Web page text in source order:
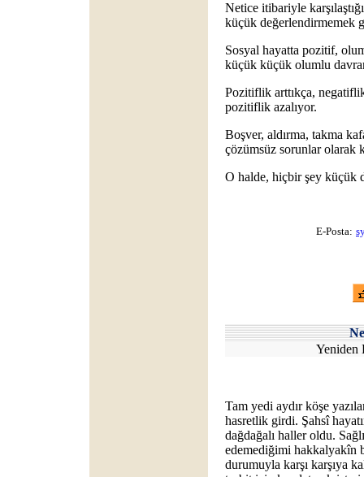
Netice itibariyle
küçük değerlendirmemek
Sosyal hayatta pozitif,
küçük küçük olumlu
Pozitiflik arttıkça,
pozitiflik azalıyor.
Boşver, aldırma, takma
çözümsüz sorunlar olarak
O halde, hiçbir şey küçük
E-Posta:
Yeniden
Tam yedi aydır köşe
hasretlik girdi. Şahsî
dağdağalı haller oldu.
edemediğimi hakkalyakîn
durumuyla karşı karşıya